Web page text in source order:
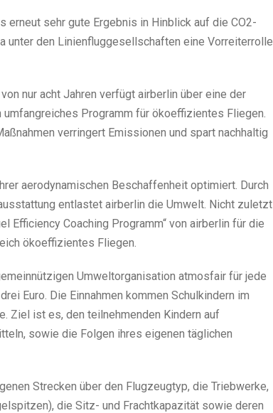
erneut sehr gute Ergebnis in Hinblick auf die CO2-
unter den Linienfluggesellschaften eine Vorreiterrolle
nur acht Jahren verfügt airberlin über eine der
Programm für ökoeffizientes Fliegen.
verringert Emissionen und spart nachhaltig
aerodynamischen Beschaffenheit optimiert. Durch
entlastet airberlin die Umwelt. Nicht zuletzt
Efficiency Coaching Programm“ von airberlin für die
ökoeffizientes Fliegen.
Umweltorganisation atmosfair für jede
Euro. Die Einnahmen kommen Schulkindern im
Ziel ist es, den teilnehmenden Kindern auf
sowie die Folgen ihres eigenen täglichen
Strecken über den Flugzeugtyp, die Triebwerke,
die Sitz- und Frachtkapazität sowie deren